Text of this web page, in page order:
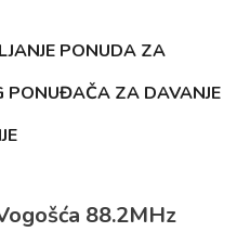
PONUDA ZA
PONUĐAČA ZA DAVANJE
88.2MHz